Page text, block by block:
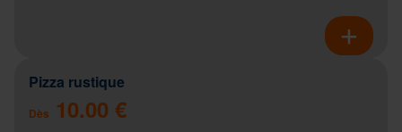
Pizza rustique
Dès 10.00 €